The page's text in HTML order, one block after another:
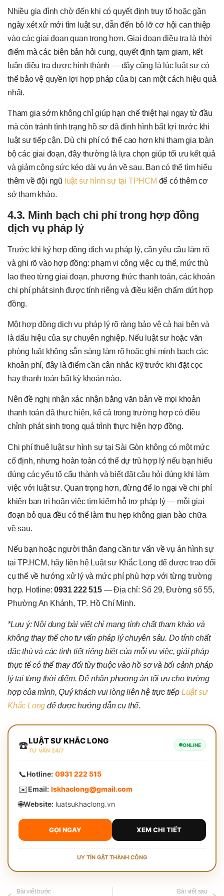
Nhiều gia đình chờ đến khi có quyết định truy tố hoặc gần
ngày xét xử mới tìm luật sư, dẫn đến bỏ lỡ cơ hội can thiệp
vào các giai đoạn quan trọng hơn. Giai đoạn điều tra là thời
điểm mà các biên bản hỏi cung, quyết định tạm giam, kết
luận điều tra được hình thành — đây cũng là lúc luật sư có
thể bảo vệ quyền lợi hợp pháp của bị can một cách hiệu quả
nhất.
Tham gia sớm không chỉ giúp hạn chế thiệt hại ngay từ đầu
mà còn tránh tình trạng hồ sơ đã định hình bất lợi trước khi
luật sư tiếp cận. Dù chi phí có thể cao hơn khi tham gia toàn
bộ các giai đoạn, đây thường là lựa chọn giúp tối ưu kết quả
và giảm công sức kéo dài vụ án về sau. Bạn có thể tìm hiểu
thêm về đội ngũ luật sư hình sự tại TPHCM để có thêm cơ
sở tham khảo.
4.3. Minh bạch chi phí trong hợp đồng
dịch vụ pháp lý
Trước khi ký hợp đồng dịch vụ pháp lý, cần yêu cầu làm rõ
và ghi rõ vào hợp đồng: phạm vi công việc cụ thể, mức thù
lao theo từng giai đoạn, phương thức thanh toán, các khoản
chi phí phát sinh được tính riêng và điều kiện chấm dứt hợp
đồng.
Một hợp đồng dịch vụ pháp lý rõ ràng bảo vệ cả hai bên và
là dấu hiệu của sự chuyên nghiệp. Nếu luật sư hoặc văn
phòng luật không sẵn sàng làm rõ hoặc ghi minh bạch các
khoản phí, đây là điểm cần cân nhắc kỹ trước khi đặt cọc
hay thanh toán bất kỳ khoản nào.
Nên đề nghị nhận xác nhận bằng văn bản về mọi khoản
thanh toán đã thực hiện, kể cả trong trường hợp có điều
chỉnh phát sinh trong quá trình thực hiện hợp đồng.
Chi phí thuê luật sư hình sự tại Sài Gòn không có một mức
cố định, nhưng hoàn toàn có thể dự trù hợp lý nếu bạn hiểu
đúng các yếu tố cấu thành và biết đặt câu hỏi đúng khi làm
việc với luật sư. Quan trọng hơn, đừng để lo ngại về chi phí
khiến bạn trì hoãn việc tìm kiếm hỗ trợ pháp lý — mỗi giai
đoạn bỏ qua đều có thể làm thu hẹp không gian bào chữa
về sau.
Nếu bạn hoặc người thân đang cần tư vấn về vụ án hình sự
tại TP.HCM, hãy liên hệ Luật sư Khắc Long để được trao đổi
cụ thể về hướng xử lý và mức phí phù hợp với từng trường
hợp. Hotline:0931 222 515— Địa chỉ: Số 29, Đường số 55,
Phường An Khánh, TP. Hồ Chí Minh.
*Lưu ý: Nội dung bài viết chỉ mang tính chất tham khảo và
không thay thế cho tư vấn pháp lý chuyên sâu. Do tính chất
đặc thù và các tình tiết riêng biệt của mỗi vụ việc, giải pháp
thực tế có thể thay đổi tùy thuộc vào hồ sơ và bối cảnh pháp
lý tại từng thời điểm. Để nhận phương án tối ưu cho trường
hợp của mình, Quý khách vui lòng liên hệ trực tiếp Luật sư
Khắc Long để được hướng dẫn cụ thể.
☎️LUẬT SƯ KHẮC LONG
TƯ VẤN 24/7
ONLINE
📞Hotline: 0931 222 515
✉️Email: lskhaclong@gmail.com
🌐Website:luatsukhaclong.vn
GỌI NGAY XEM CHI TIẾT
UY TÍN GẶT THÀNH CÔNG
Bài viết trước Bài viết sau